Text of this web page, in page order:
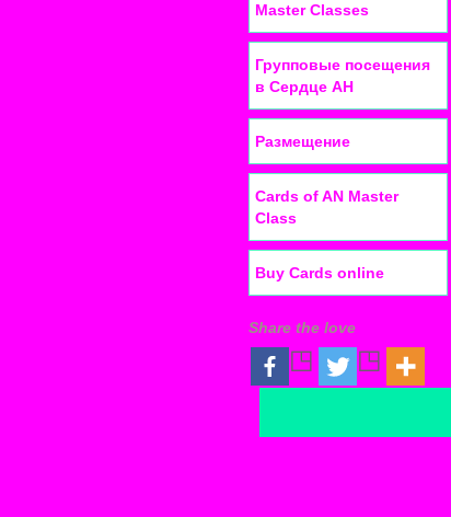
Master Classes
Групповые посещения
в Сердце АН
Размещение
Cards of AN Master
Class
Buy Cards online
Share the love